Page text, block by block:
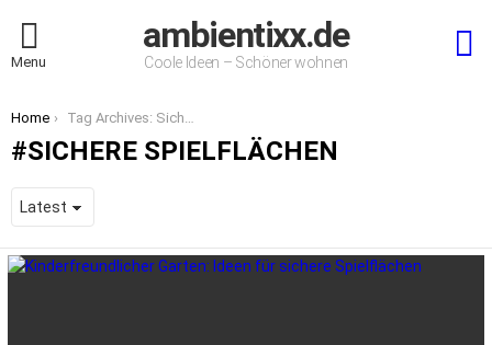
Menu
ambientixx.de
Coole Ideen – Schöner wohnen
You are here:
Home Tag Archives: Sichere Spielflächen
SICHERE SPIELFLÄCHEN